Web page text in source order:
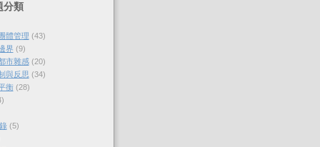
分類
體管理 (43)
界 (9)
市雜感 (20)
與反思 (34)
衡 (28)
(5)